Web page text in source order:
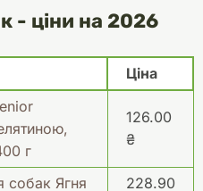
- ціни на 2026
Ціна
г
126.00
₴
собак Ягня
228.90